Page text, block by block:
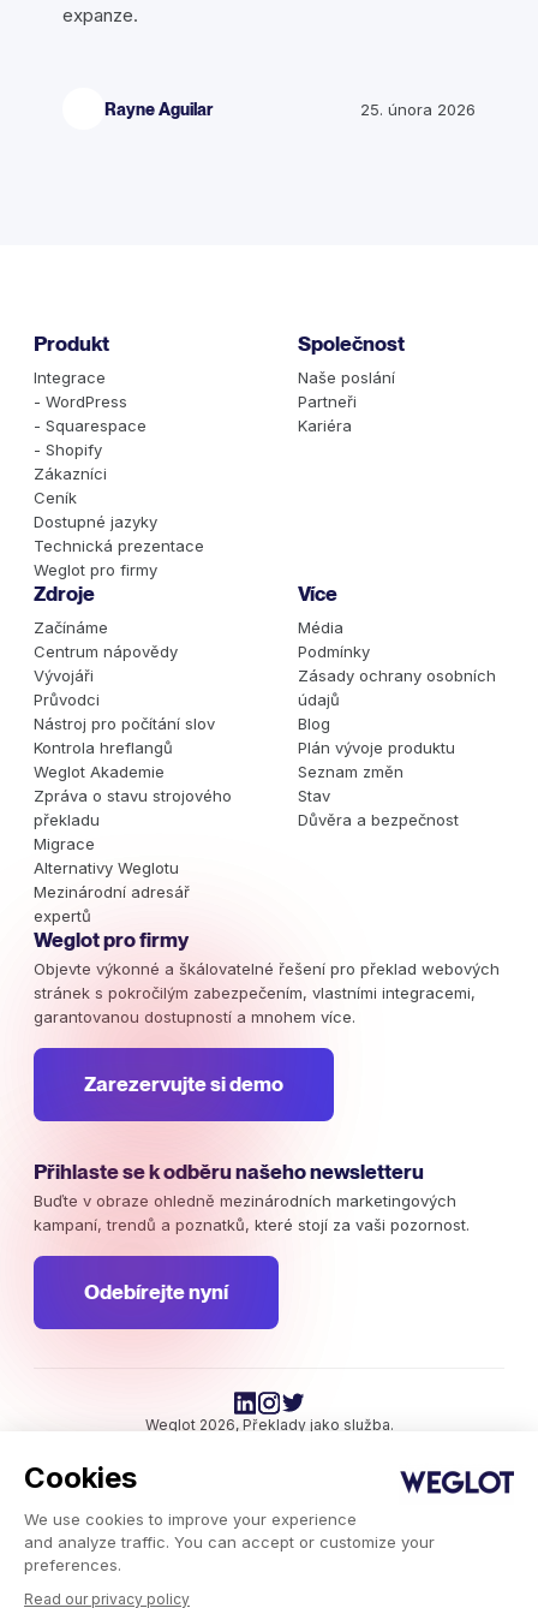
Cookies
We use cookies to improve your experience
and analyze traffic. You can accept or customize your
preferences.
Read our privacy policy
expanze.
Rayne Aguilar 25. února 2026
Produkt
Integrace
- WordPress
- Squarespace
- Shopify
Zákazníci
Ceník
Dostupné jazyky
Technická prezentace
Weglot pro firmy
Společnost
Naše poslání
Partneři
Kariéra
Zdroje
Začínáme
Centrum nápovědy
Vývojáři
Průvodci
Nástroj pro počítání slov
Kontrola hreflangů
Weglot Akademie
Zpráva o stavu strojového
překladu
Migrace
Alternativy Weglotu
Mezinárodní adresář
expertů
Více
Média
Podmínky
Zásady ochrany osobních
údajů
Blog
Plán vývoje produktu
Seznam změn
Stav
Důvěra a bezpečnost
Weglot pro firmy
Objevte výkonné a škálovatelné řešení pro překlad webových
stránek s pokročilým zabezpečením, vlastními integracemi,
garantovanou dostupností a mnohem více.
Zarezervujte si demo
Přihlaste se k odběru našeho newsletteru
Buďte v obraze ohledně mezinárodních marketingových
kampaní, trendů a poznatků, které stojí za vaši pozornost.
Odebírejte nyní
Weglot 2026, Překlady jako služba.